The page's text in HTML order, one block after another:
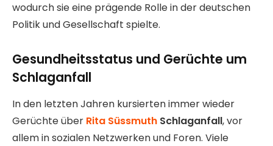
wodurch sie eine prägende Rolle in der deutschen
Politik und Gesellschaft spielte.
Gesundheitsstatus und Gerüchte um
Schlaganfall
In den letzten Jahren kursierten immer wieder
Gerüchte über Rita Süssmuth Schlaganfall, vor
allem in sozialen Netzwerken und Foren. Viele